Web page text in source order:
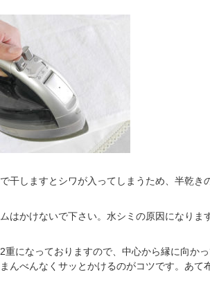
干しますとシワが入ってしまうため、半乾き
はかけないで下さい。水シミの原因になり
重になっておりますので、中心から縁に向か
んべんなくサッとかけるのがコツです。あて